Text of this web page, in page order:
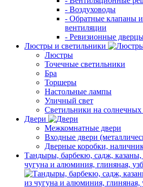
- Воздуховоды
- Обратные клапаны
вентиляции
- Ревизионные
Люстры и светильники
Люстры
Точечные светильники
Бра
Торшеры
Настольные лампы
Уличный свет
Светильники на солнечных
Двери
Межкомнатные двери
Входные двери
Дверные коробки,
Тандыры, барбекю, садж, казаны,
чугуна и алюминия, глиняная,